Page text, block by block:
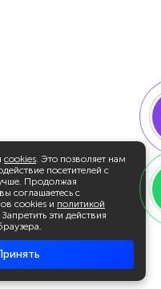
cookies. Это позволяет нам
посетителей с
Продолжая
соглашаетесь с
cookies и политикой
Запретить эти действия